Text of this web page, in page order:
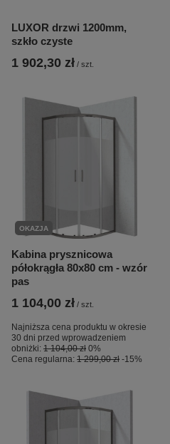
LUXOR drzwi 1200mm,
szkło czyste
1 902,30 zł / szt.
OKAZJA
Kabina prysznicowa
półokrągła 80x80 cm - wzór
pas
1 104,00 zł / szt.
Najniższa cena produktu w okresie
30 dni przed wprowadzeniem
obniżki: 1 104,00 zł 0%
Cena regularna: 1 299,00 zł -15%